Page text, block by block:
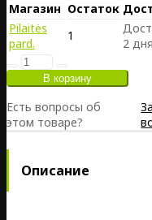
Магазин Остаток
Pilaitės
pard.
1
2 дня
Есть вопросы об
этом товаре?
Описание